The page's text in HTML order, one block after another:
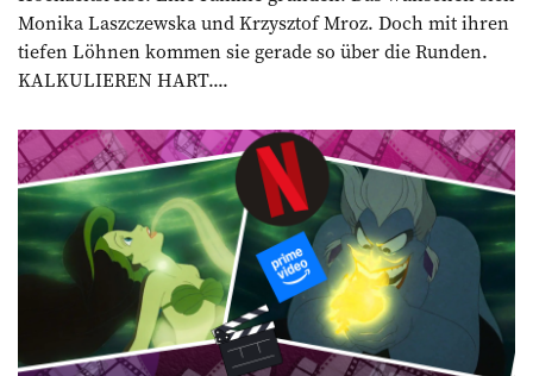
Monika Laszczewska und Krzysztof Mroz. Doch mit ihren
tiefen Löhnen kommen sie gerade so über die Runden.
KALKULIEREN HART....